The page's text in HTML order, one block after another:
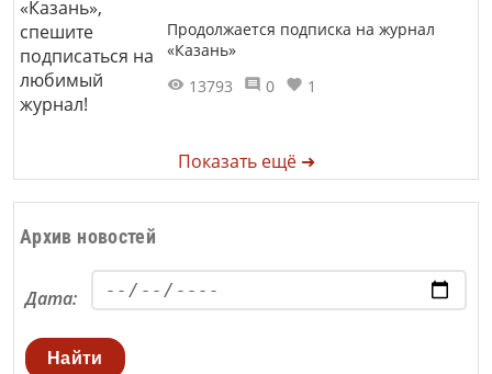
Продолжается подписка на журнал
«Казань»
13793
0 1
Показать ещё ➜
Архив новостей
Дата:
Найти